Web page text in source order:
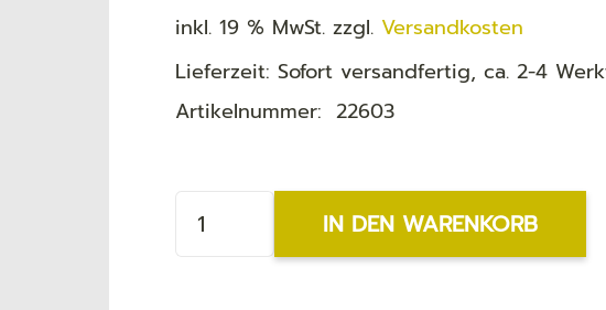
inkl. 19 % MwSt. zzgl. Versandkosten
Lieferzeit:Sofort versandfertig, ca. 2-4
Artikelnummer: 22603
feinherb
IN DEN WARENKORB